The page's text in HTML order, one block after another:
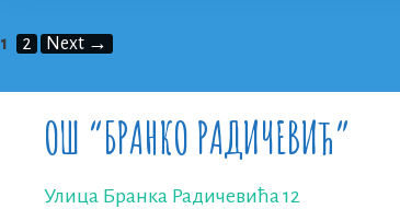
Page
1 Page
2 Next →
ОШ “БРАНКО РАДИЧЕВИЋ”
Улица Бранка Радичевића 12